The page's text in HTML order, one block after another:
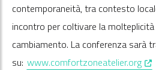
contemporaneità, tra contesto
incontro per coltivare la
cambiamento. La conferenza sarà
su: www.comfortzoneatelier.org,